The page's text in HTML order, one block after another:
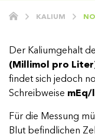
Suchen
KALIUM
Der Kaliumgehalt
(Millimol pro
findet sich jedoch
Schreibweise
Für die Messung
Blut befindlichen